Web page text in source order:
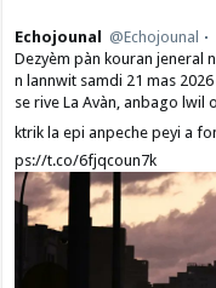
Echojounal @Echojounal
Dezyèm pàn kouran jeneral
n lannwit samdi 21 mas
se rive La Avàn, anbago lwil
ktrik la epi anpeche peyi a
ps://t.co/6fjqcoun7k